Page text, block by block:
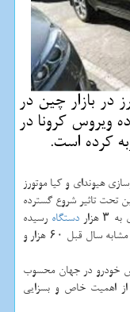
در بازار چین در
ویروس كرونا در
هیوندای و كیا موتورز
تحت تاثیر شروع گسترده
دستگاه رسیده
است؛ این در حالیست كه میزان فروش آنها در مدت مشابه سال قبل ۶۰ هزار و
خودرو در جهان محسوب
از اهمیت خاص و بسزایی